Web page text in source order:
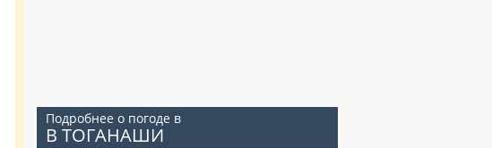
Подробнее о погоде в
В ТОГАНАШИ